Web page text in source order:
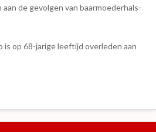
de gevolgen van baarmoederhals-
is op 68-jarige leeftijd overleden aan